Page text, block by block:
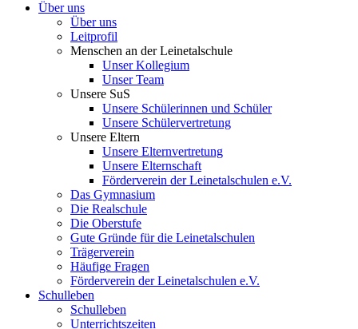
Über uns
Über uns
Leitprofil
Menschen an der Leinetalschule
Unser Kollegium
Unser Team
Unsere SuS
Unsere Schülerinnen und Schüler
Unsere Schülervertretung
Unsere Eltern
Unsere Elternvertretung
Unsere Elternschaft
Förderverein der Leinetalschulen e.V.
Das Gymnasium
Die Realschule
Die Oberstufe
Gute Gründe für die Leinetalschulen
Trägerverein
Häufige Fragen
Förderverein der Leinetalschulen e.V.
Schulleben
Schulleben
Unterrichtszeiten